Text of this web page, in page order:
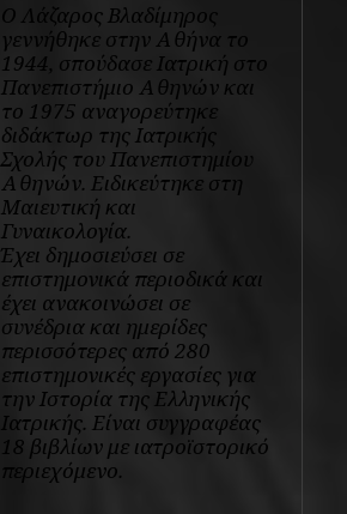
Ο Λάζαρος Βλαδίμηρος
γεννήθηκε στην Αθήνα το
1944, σπούδασε Ιατρική στο
Πανεπιστήμιο Αθηνών και
το 1975 αναγορεύτηκε
διδάκτωρ της Ιατρικής
Σχολής του Πανεπιστημίου
Αθηνών. Ειδικεύτηκε στη
Μαιευτική και
Γυναικολογία.
Έχει δημοσιεύσει σε
επιστημονικά περιοδικά και
έχει ανακοινώσει σε
συνέδρια και ημερίδες
περισσότερες από 280
επιστημονικές εργασίες για
την Ιστορία της Ελληνικής
Ιατρικής. Είναι συγγραφέας
18 βιβλίων με ιατροϊστορικό
περιεχόμενο.